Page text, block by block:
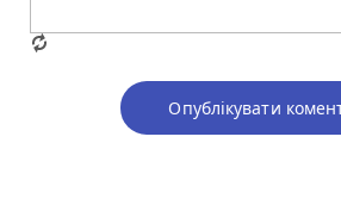
Опублікувати